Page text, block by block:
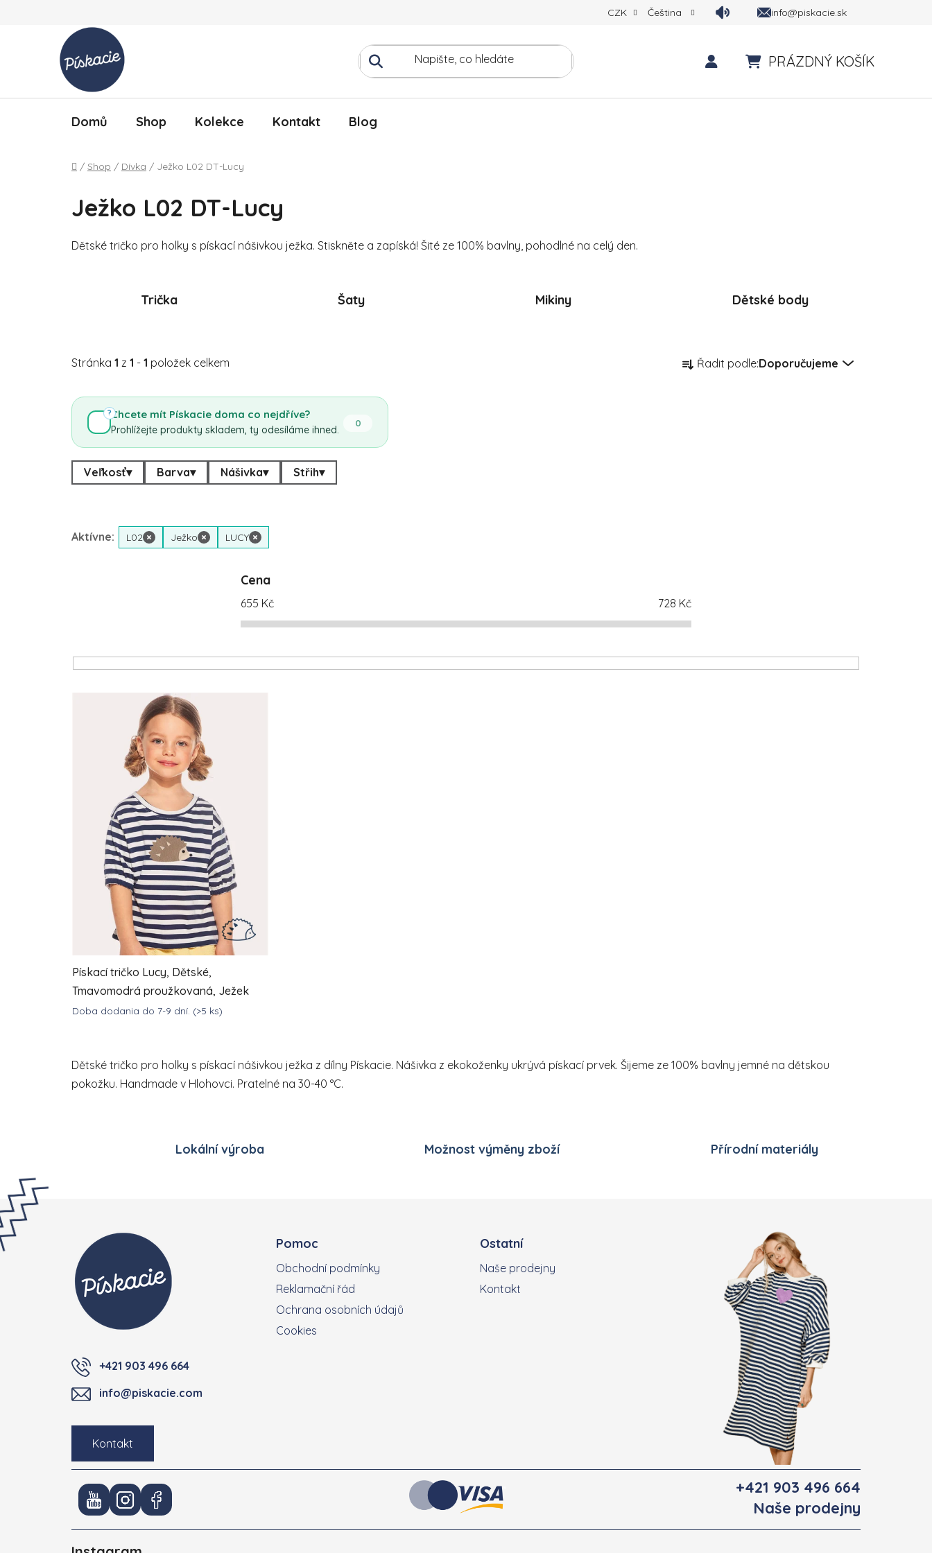
CZK Čeština info@piskacie.sk
PRÁZDNÝ KOŠÍK
Domů Shop Kolekce Kontakt Blog
Domů
/ Shop / Dívka / Ježko L02 DT-Lucy
Ježko L02 DT-Lucy
Dětské tričko pro holky s pískací nášivkou ježka. Stiskněte a zapíská! Šité ze 100% bavlny, pohodlné na celý den.
Trička Šaty Mikiny Dětské body
Stránka 1 z 1 - 1 položek celkem Řazení produktů
Řadit podle:Doporučujeme
Chcete mít Pískacie doma co nejdříve?
Prohlížejte produkty skladem, ty odesíláme ihned.
0
?
Veľkosť▾ Barva▾ Nášivka▾ Střih▾
Aktívne: L02 × Ježko × LUCY ×
Cena
655 Kč 728 Kč
Výpis produktů
Pískací tričko Lucy, Dětské,
Tmavomodrá proužkovaná, Ježek
Doba dodania do 7-9 dní. (>5 ks)
655,05 Kč
Dětské tričko pro holky s pískací nášivkou ježka z dílny Pískacie. Nášivka z ekokoženky ukrývá pískací prvek. Šijeme ze 100% bavlny jemné na dětskou
pokožku. Handmade v Hlohovci. Pratelné na 30-40 °C.
Lokální výroba Možnost výměny zboží Přírodní materiály
Zápatí
+421 903 496 664
info@piskacie.com
Kontakt
Pomoc
Obchodní podmínky
Reklamační řád
Ochrana osobních údajů
Cookies
Ostatní
Naše prodejny
Kontakt
+421 903 496 664
Naše prodejny